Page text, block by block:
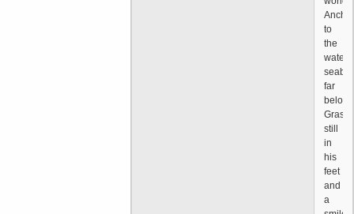
Anchor
to
the
water
far
below
Grass
still
in
his
feet
and
a